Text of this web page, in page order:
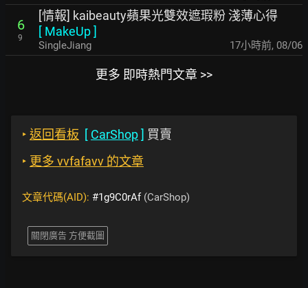
6
9
[情報] kaibeauty蘋果光雙效遮瑕粉 淺薄心得
[ MakeUp]
SingleJiang 17小時前, 08/06
更多 即時熱門文章 >>
‣ 返回看板 [ CarShop] 買賣
‣ 更多 vvfafavv 的文章
文章代碼(AID): #1g9C0rAf(CarShop)
關閉廣告 方便截圖